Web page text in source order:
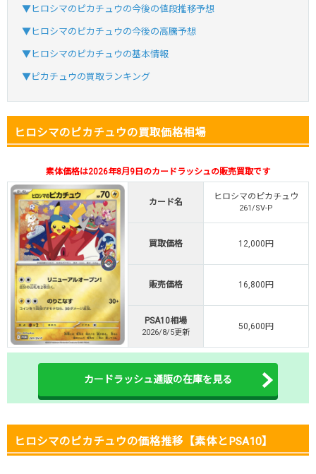
オリパスタジアム
・atone・ペイディ対応！
オリくじ
・初回購入は500coinが50円
TVCM記念！激熱イベント開催中
TORAオリパ
・リリース1周年イベント開催中！
・新規登録で最大90%OFF
初回登録で4種類アド確解放
TORAオリパ公式はこちら ＞
▼ヒロシマのピカチュウの今後の値段推移予想
▼ヒロシマのピカチュウの今後の高騰予想
▼ヒロシマのピカチュウの基本情報
▼ピカチュウの買取ランキング
ヒロシマのピカチュウの買取価格相場
素体価格は2026年8月9日のカードラッシュの販売買取です
カード名
ヒロシマのピカチュウ
261/SV-P
買取価格 12,000円
販売価格 16,800円
PSA10相場
2026/8/5更新
50,600円
カードラッシュ通販の在庫を見る
ヒロシマのピカチュウの価格推移【素体とPSA10】